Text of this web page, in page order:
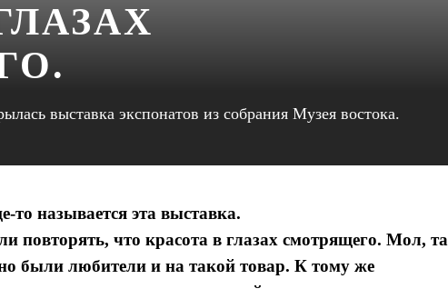
выставка экспонатов из собрания Музея востока.
называется эта выставка.
повторять, что красота в глазах смотрящего. Мол,
были любители и на такой товар. К тому же